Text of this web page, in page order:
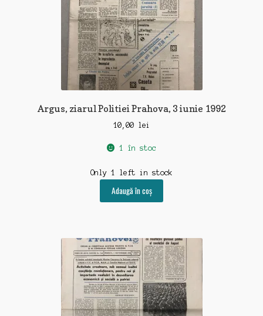
Argus, ziarul Politiei Prahova, 3 iunie 1992
10,00 lei
1 în stoc
Only 1 left in stock
Adaugă în coș